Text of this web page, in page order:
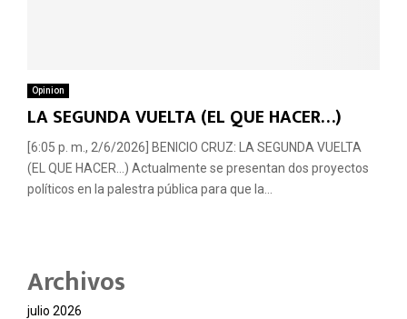
Opinion
LA SEGUNDA VUELTA (EL QUE HACER…)
[6:05 p. m., 2/6/2026] BENICIO CRUZ: LA SEGUNDA VUELTA
(EL QUE HACER…) Actualmente se presentan dos proyectos
políticos en la palestra pública para que la...
Archivos
julio 2026